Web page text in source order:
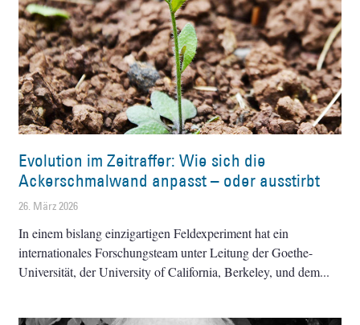
Evolution im Zeitraffer: Wie sich die
Ackerschmalwand anpasst – oder ausstirbt
26. März 2026
In einem bislang einzigartigen Feldexperiment hat ein
internationales Forschungsteam unter Leitung der Goethe-
Universität, der University of California, Berkeley, und dem